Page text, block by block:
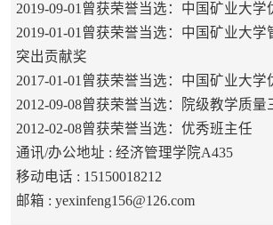
2019-09-01曾获荣誉当选：中国矿业大学
2019-01-01曾获荣誉当选：中国矿业大
突出贡献奖
2017-01-01曾获荣誉当选：中国矿业大学
2012-09-08曾获荣誉当选：院级教学质量
2012-02-08曾获荣誉当选：优秀班主任
通讯/办公地址 : 经济管理学院A435
移动电话 : 15150018212
邮箱 : yexinfeng156@126.com